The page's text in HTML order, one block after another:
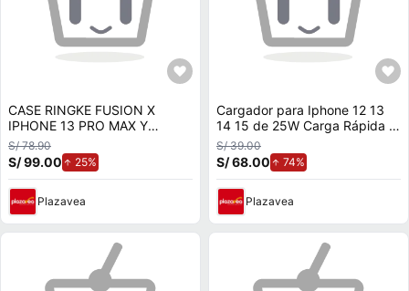
CASE RINGKE FUSION X
IPHONE 13 PRO MAX Y
VIDRIOs
S/ 78.90
S/ 99.00 25%
Plazavea
Cargador para Iphone 12 13
14 15 de 25W Carga Rápida -
Generico
S/ 39.00
S/ 68.00 74%
Plazavea